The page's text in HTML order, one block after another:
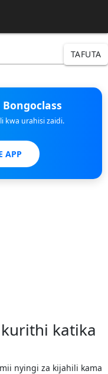
TAFUTA
kwa urahisi zaidi.
APP
katika
nyingi za kijahili kama